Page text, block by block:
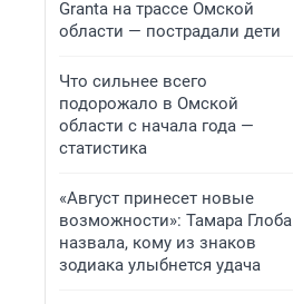
Granta на трассе Омской
области — пострадали дети
Что сильнее всего
подорожало в Омской
области с начала года —
статистика
«Август принесет новые
возможности»: Тамара Глоба
назвала, кому из знаков
зодиака улыбнется удача